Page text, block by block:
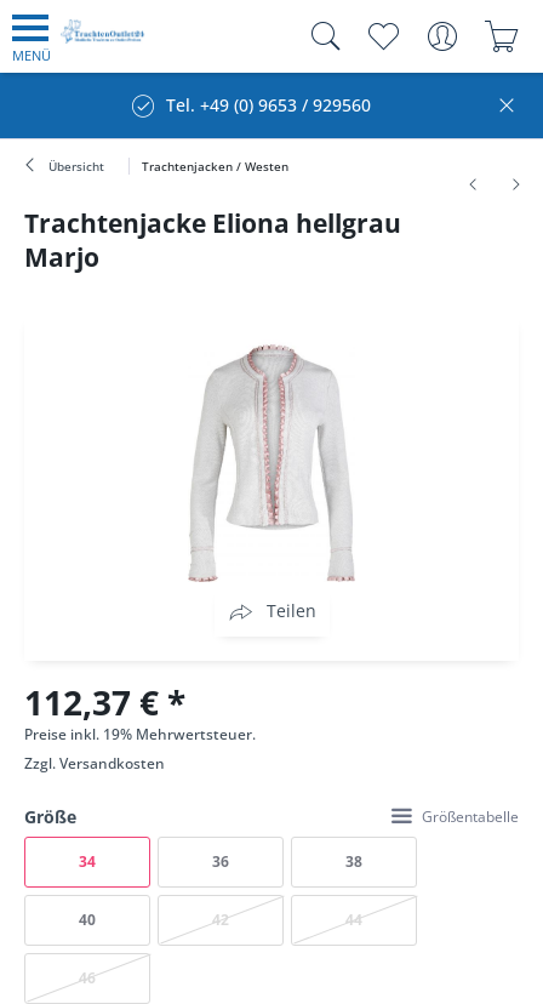
MENÜ
Tel. +49 (0) 9653 / 929560
Übersicht Trachtenjacken / Westen
Trachtenjacke Eliona hellgrau
Marjo
Teilen
112,37 € *
Preise inkl. 19% Mehrwertsteuer.
Zzgl.Versandkosten
Größe Größentabelle
34 36 38
40 42 44
46